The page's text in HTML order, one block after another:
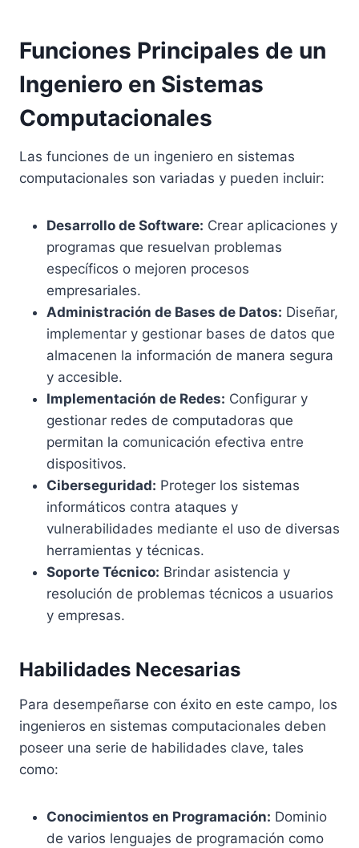
Funciones Principales de un
Ingeniero en Sistemas
Computacionales
Las funciones de un ingeniero en sistemas
computacionales son variadas y pueden incluir:
Desarrollo de Software: Crear aplicaciones y
programas que resuelvan problemas
específicos o mejoren procesos
empresariales.
Administración de Bases de Datos: Diseñar,
implementar y gestionar bases de datos que
almacenen la información de manera segura
y accesible.
Implementación de Redes: Configurar y
gestionar redes de computadoras que
permitan la comunicación efectiva entre
dispositivos.
Ciberseguridad: Proteger los sistemas
informáticos contra ataques y
vulnerabilidades mediante el uso de diversas
herramientas y técnicas.
Soporte Técnico: Brindar asistencia y
resolución de problemas técnicos a usuarios
y empresas.
Habilidades Necesarias
Para desempeñarse con éxito en este campo, los
ingenieros en sistemas computacionales deben
poseer una serie de habilidades clave, tales
como:
Conocimientos en Programación: Dominio
de varios lenguajes de programación como